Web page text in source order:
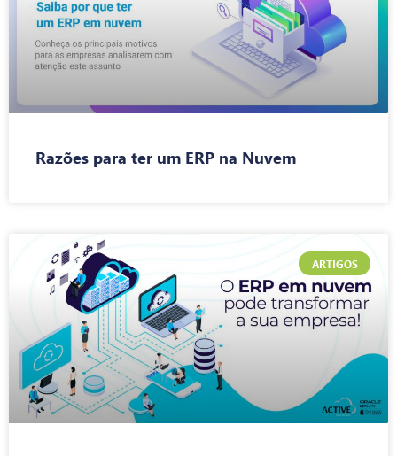
Razões para ter um ERP na Nuvem
ARTIGOS